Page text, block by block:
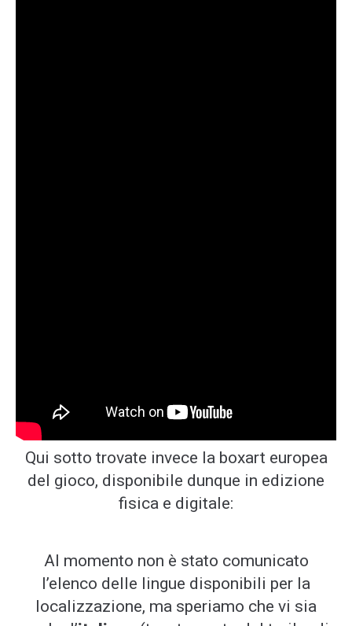
Qui sotto trovate invece la boxart europea
del gioco, disponibile dunque in edizione
fisica e digitale:
Al momento non è stato comunicato
l’elenco delle lingue disponibili per la
localizzazione, ma speriamo che vi sia